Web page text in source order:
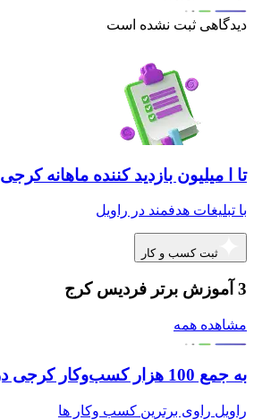
دیدگاهی ثبت نشده است
تا ا میلیون بازدید کننده ماهانه کرجی
با تبلیغات هدفمند در راویل
ثبت کسب و کار
3 آموزش برتر فردیس کرج
مشاهده همه
به جمع 100 هزار کسب‌وکار کرجی در راویل بپیوندید
راویل راوی برترین کسب وکار ها